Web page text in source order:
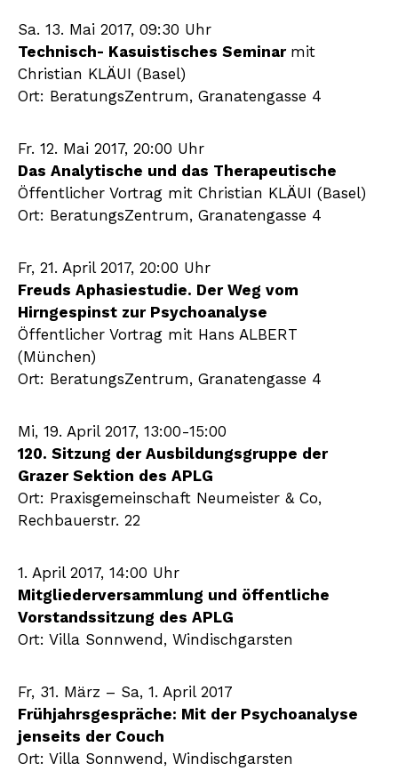
Sa. 13. Mai 2017, 09:30 Uhr
Technisch- Kasuistisches Seminar mit
Christian KLÄUI (Basel)
Ort: BeratungsZentrum, Granatengasse 4
Fr. 12. Mai 2017, 20:00 Uhr
Das Analytische und das Therapeutische
Öffentlicher Vortrag mit Christian KLÄUI (Basel)
Ort: BeratungsZentrum, Granatengasse 4
Fr, 21. April 2017, 20:00 Uhr
Freuds Aphasiestudie. Der Weg vom
Hirngespinst zur Psychoanalyse
Öffentlicher Vortrag mit Hans ALBERT
(München)
Ort: BeratungsZentrum, Granatengasse 4
Mi, 19. April 2017, 13:00-15:00
120. Sitzung der Ausbildungsgruppe der
Grazer Sektion des APLG
Ort: Praxisgemeinschaft Neumeister & Co,
Rechbauerstr. 22
1. April 2017, 14:00 Uhr
Mitgliederversammlung und öffentliche
Vorstandssitzung des APLG
Ort: Villa Sonnwend, Windischgarsten
Fr, 31. März – Sa, 1. April 2017
Frühjahrsgespräche: Mit der Psychoanalyse
jenseits der Couch
Ort: Villa Sonnwend, Windischgarsten